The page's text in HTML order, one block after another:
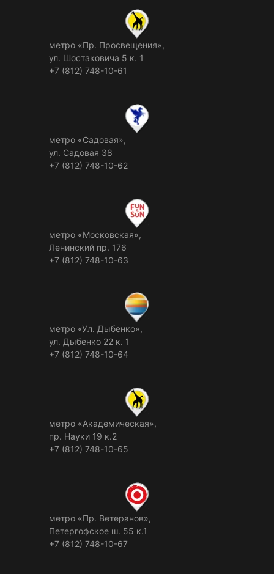
метро «Пр. Просвещения»,
ул. Шостаковича 5 к. 1
+7 (812) 748-10-61
метро «Садовая»,
ул. Садовая 38
+7 (812) 748-10-62
метро «Московская»,
Ленинский пр. 176
+7 (812) 748-10-63
метро «Ул. Дыбенко»,
ул. Дыбенко 22 к. 1
+7 (812) 748-10-64
метро «Академическая»,
пр. Науки 19 к.2
+7 (812) 748-10-65
метро «Пр. Ветеранов»,
Петергофское ш. 55 к.1
+7 (812) 748-10-67